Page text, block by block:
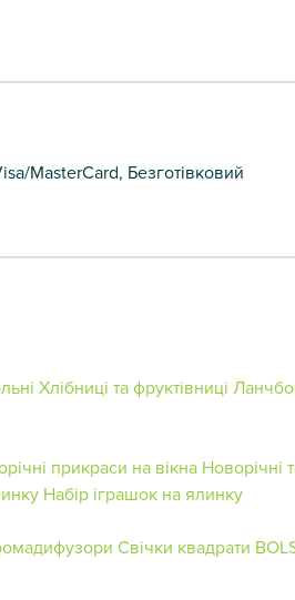
MasterCard, Безготівковий
Хлібниці та фруктівниці
прикраси на вікна Новорічні
Набір іграшок на ялинку
Свічки квадрати